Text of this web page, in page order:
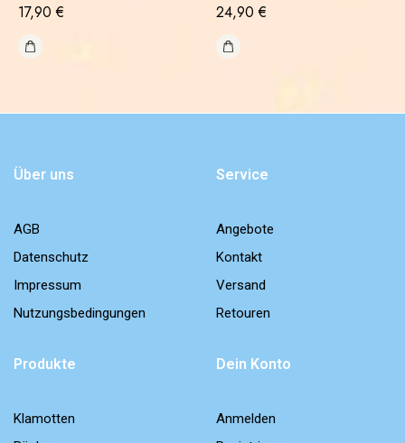
17,90€ 24,90€
Über uns
AGB
Datenschutz
Impressum
Nutzungsbedingungen
Service
Angebote
Kontakt
Versand
Retouren
Produkte
Klamotten
Dein Konto
Anmelden